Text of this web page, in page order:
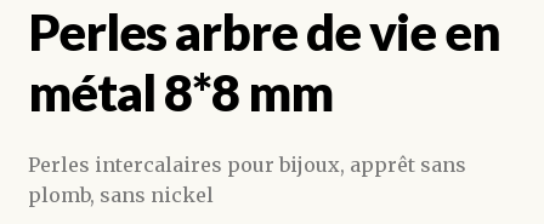
Perles arbre de vie en
métal 8*8 mm
Perles intercalaires pour bijoux, apprêt sans
plomb, sans nickel